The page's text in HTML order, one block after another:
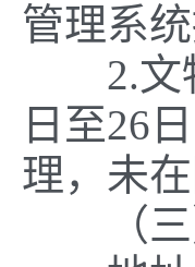
管理系
2.文物
日至26
理，未
（三